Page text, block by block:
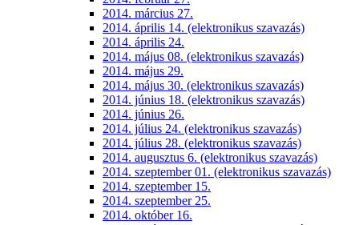
2014. március 27.
2014. április 14. (elektronikus szavazás)
2014. április 24.
2014. május 08. (elektronikus szavazás)
2014. május 29.
2014. május 30. (elektronikus szavazás)
2014. június 18. (elektronikus szavazás)
2014. június 26.
2014. július 24. (elektronikus szavazás)
2014. július 28. (elektronikus szavazás)
2014. augusztus 6. (elektronikus szavazás)
2014. szeptember 01. (elektronikus szavazás)
2014. szeptember 15.
2014. szeptember 25.
2014. október 16.